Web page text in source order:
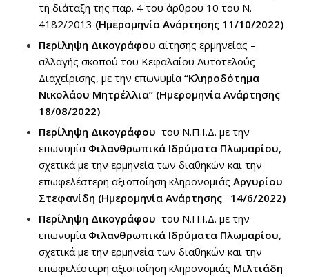
τη διάταξη της παρ. 4 του άρθρου 10 του Ν.
4182/2013 (Ημερομηνία Ανάρτησης 11/10/2022)
Περίληψη Δικογράφου αίτησης ερμηνείας –
αλλαγής σκοπού του Κεφαλαίου Αυτοτελούς
Διαχείρισης, με την επωνυμία“Κληροδότημα
Νικολάου Μητρέλλια” (Ημερομηνία Ανάρτησης
18/08/2022)
Περίληψη Δικογράφου του Ν.Π.Ι.Δ. με την
επωνυμία Φιλανθρωπικά Ιδρύματα Πλωμαρίου,
σχετικά με την ερμηνεία των διαθηκών και την
επωφελέστερη αξιοποίηση κληρονομιάς Αργυρίου
Στεφανίδη (Ημερομηνία Ανάρτησης 14/6/2022)
Περίληψη Δικογράφου του Ν.Π.Ι.Δ. με την
επωνυμία Φιλανθρωπικά Ιδρύματα Πλωμαρίου,
σχετικά με την ερμηνεία των διαθηκών και την
επωφελέστερη αξιοποίηση κληρονομιάς Μιλτιάδη